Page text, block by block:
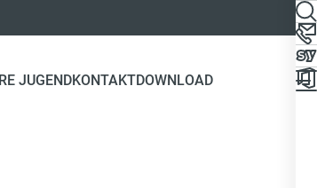
JUGENDKONTAKTDOWNLOAD